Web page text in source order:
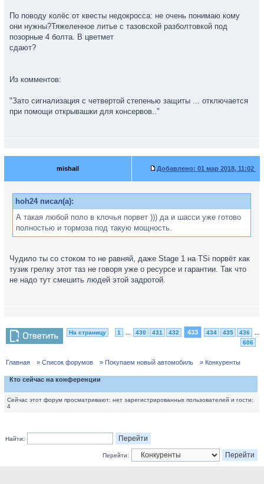
По поводу колёс от квесты недокросса: не очень понимаю кому
они нужны?Тяжеленное литье с тазовской разболтовкой под
позорные 4 болта. В цветмет
сдают?
Из комментов:
"Зато сигнализация с четвертой степенью защиты ... отключается
при помощи открывашки для консервов.."
mishail Добавлено: 01 мар 2018, 11:02
hoh24 писал(а):
А такая любой поло в клочья порвет ))) да и шасси уже готово
полностью и тормоза под такую мощность.
Чудило ты со стоком то не равняй, даже Stage 1 на TSi порвёт как
тузик грелку этот таз не говоря уже о ресурсе и гарантии. Так что
не надо тут смешить людей этой задротой.
На страницу 1 430 431 432 433 434 435 436
606
Главная » Список форумов » Покупаем новый автомобиль » Конкуренты
Кто сейчас на конференции
Сейчас этот форум просматривают: нет зарегистрированных пользователей и гости:
4
Найти:
Перейти: